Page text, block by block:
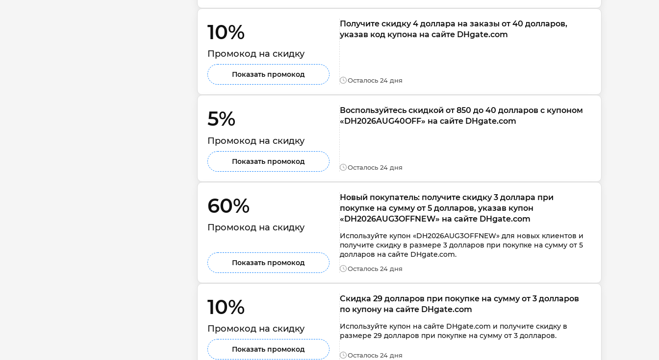
10%
Промокод на скидку
Показать промокод
Получите скидку 4 доллара на заказы от 40 долларов,
указав код купона на сайте DHgate.com
Осталось 24 дня
5%
Промокод на скидку
Показать промокод
Воспользуйтесь скидкой от 850 до 40 долларов с купоном
«DH2026AUG40OFF» на сайте DHgate.com
Осталось 24 дня
60%
Промокод на скидку
Показать промокод
Новый покупатель: получите скидку 3 доллара при
покупке на сумму от 5 долларов, указав купон
«DH2026AUG3OFFNEW» на сайте DHgate.com
Используйте купон «DH2026AUG3OFFNEW» для новых клиентов и
получите скидку в размере 3 долларов при покупке на сумму от 5
долларов на сайте DHgate.com.
Осталось 24 дня
10%
Промокод на скидку
Показать промокод
Скидка 29 долларов при покупке на сумму от 3 долларов
по купону на сайте DHgate.com
Используйте купон на сайте DHgate.com и получите скидку в
размере 29 долларов при покупке на сумму от 3 долларов.
Осталось 24 дня